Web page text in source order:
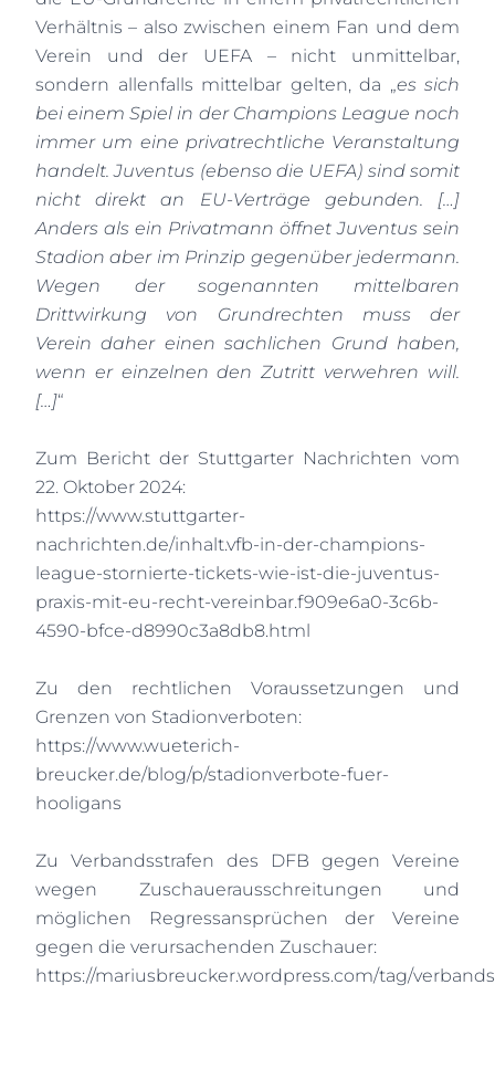
Verhältnis – also zwischen einem Fan und dem
Verein und der UEFA – nicht unmittelbar,
sondern allenfalls mittelbar gelten, da „es sich
bei einem Spiel in der Champions League noch
immer um eine privatrechtliche Veranstaltung
handelt. Juventus (ebenso die UEFA) sind somit
nicht direkt an EU-Verträge gebunden. […]
Anders als ein Privatmann öffnet Juventus sein
Stadion aber im Prinzip gegenüber jedermann.
Wegen der sogenannten mittelbaren
Drittwirkung von Grundrechten muss der
Verein daher einen sachlichen Grund haben,
wenn er einzelnen den Zutritt verwehren will.
[…]“
Zum Bericht der Stuttgarter Nachrichten vom
22. Oktober 2024:
https://www.stuttgarter-
nachrichten.de/inhalt.vfb-in-der-champions-
league-stornierte-tickets-wie-ist-die-juventus-
praxis-mit-eu-recht-vereinbar.f909e6a0-3c6b-
4590-bfce-d8990c3a8db8.html
Zu den rechtlichen Voraussetzungen und
Grenzen von Stadionverboten:
https://www.wueterich-
breucker.de/blog/p/stadionverbote-fuer-
hooligans
Zu Verbandsstrafen des DFB gegen Vereine
wegen Zuschauerausschreitungen und
möglichen Regressansprüchen der Vereine
gegen die verursachenden Zuschauer:
https://mariusbreucker.wordpress.com/tag/